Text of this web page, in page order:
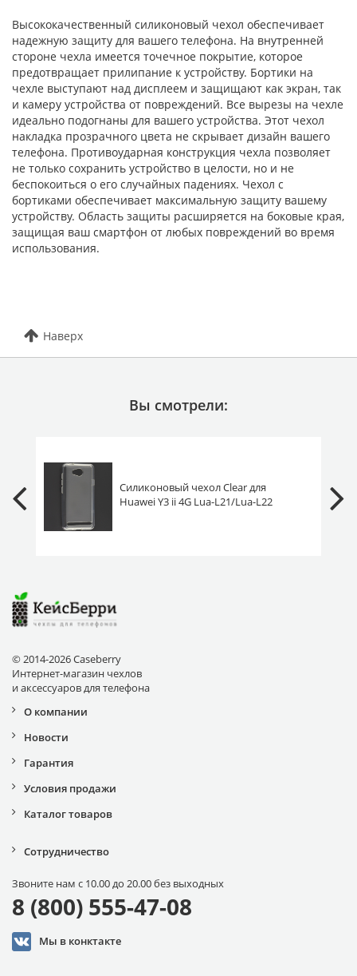
Высококачественный силиконовый чехол обеспечивает
надежную защиту для вашего телефона. На внутренней
стороне чехла имеется точечное покрытие, которое
предотвращает прилипание к устройству. Бортики на
чехле выступают над дисплеем и защищают как экран, так
и камеру устройства от повреждений. Все вырезы на чехле
идеально подогнаны для вашего устройства. Этот чехол
накладка прозрачного цвета не скрывает дизайн вашего
телефона. Противоударная конструкция чехла позволяет
не только сохранить устройство в целости, но и не
беспокоиться о его случайных падениях. Чехол с
бортиками обеспечивает максимальную защиту вашему
устройству. Область защиты расширяется на боковые края,
защищая ваш смартфон от любых повреждений во время
использования.
Наверх
Вы смотрели:
Силиконовый чехол Clear для
Huawei Y3 ii 4G Lua-L21/Lua-L22
© 2014-2026 Caseberry
Интернет-магазин чехлов
и аксессуаров для телефона
О компании
Новости
Гарантия
Условия продажи
Каталог товаров
Сотрудничество
Звоните нам с 10.00 до 20.00 без выходных
8 (800) 555-47-08
Мы в конктакте